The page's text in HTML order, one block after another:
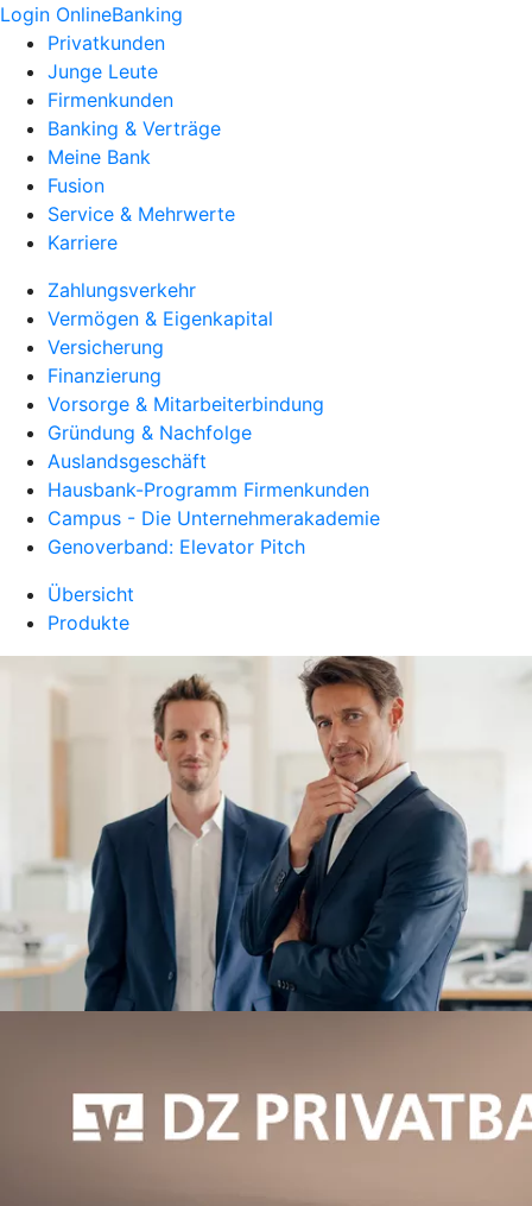
Login OnlineBanking
Privatkunden
Junge Leute
Firmenkunden
Banking & Verträge
Meine Bank
Fusion
Service & Mehrwerte
Karriere
Zahlungsverkehr
Vermögen & Eigenkapital
Versicherung
Finanzierung
Vorsorge & Mitarbeiterbindung
Gründung & Nachfolge
Auslandsgeschäft
Hausbank-Programm Firmenkunden
Campus - Die Unternehmerakademie
Genoverband: Elevator Pitch
Übersicht
Produkte